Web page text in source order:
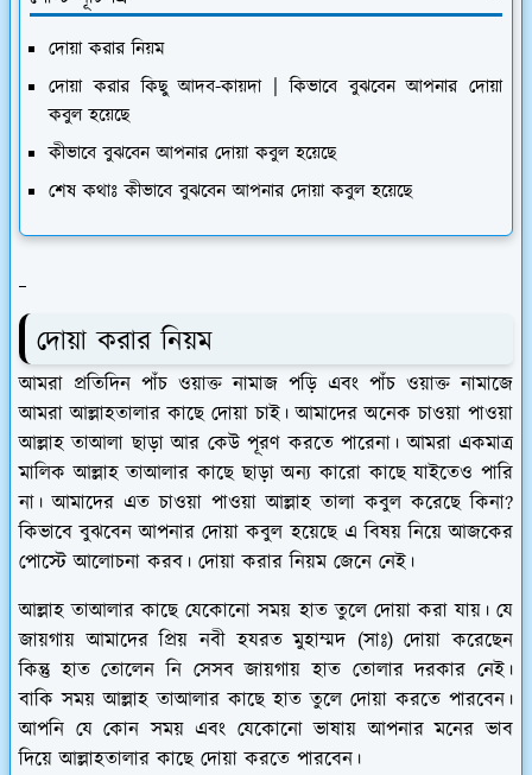
দোয়া করার নিয়ম
দোয়া করার কিছু আদব-কায়দা | কিভাবে বুঝবেন আপনার দোয়া
কবুল হয়েছে
কীভাবে বুঝবেন আপনার দোয়া কবুল হয়েছে
শেষ কথাঃ কীভাবে বুঝবেন আপনার দোয়া কবুল হয়েছে
দোয়া করার নিয়ম
আমরা প্রতিদিন পাঁচ ওয়াক্ত নামাজ পড়ি এবং পাঁচ ওয়াক্ত নামাজে
আমরা আল্লাহতালার কাছে দোয়া চাই। আমাদের অনেক চাওয়া পাওয়া
আল্লাহ তাআলা ছাড়া আর কেউ পূরণ করতে পারেনা। আমরা একমাত্র
মালিক আল্লাহ তাআলার কাছে ছাড়া অন্য কারো কাছে যাইতেও পারি
না। আমাদের এত চাওয়া পাওয়া আল্লাহ তালা কবুল করেছে কিনা?
কিভাবে বুঝবেন আপনার দোয়া কবুল হয়েছে এ বিষয় নিয়ে আজকের
পোস্টে আলোচনা করব। দোয়া করার নিয়ম জেনে নেই।
আল্লাহ তাআলার কাছে যেকোনো সময় হাত তুলে দোয়া করা যায়। যে
জায়গায় আমাদের প্রিয় নবী হযরত মুহাম্মদ (সাঃ) দোয়া করেছেন
কিন্তু হাত তোলেন নি সেসব জায়গায় হাত তোলার দরকার নেই।
বাকি সময় আল্লাহ তাআলার কাছে হাত তুলে দোয়া করতে পারবেন।
আপনি যে কোন সময় এবং যেকোনো ভাষায় আপনার মনের ভাব
দিয়ে আল্লাহতালার কাছে দোয়া করতে পারবেন।